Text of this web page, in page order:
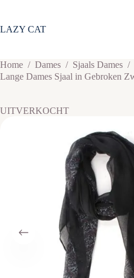
de
LAZY CAT
Home / Dames / Sjaals Dames /
Lange Dames Sjaal in Gebroken
UITVERKOCHT